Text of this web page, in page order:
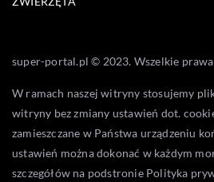
super-portal.pl © 2023. Wszelkie prawa
W ramach naszej witryny stosujemy
witryny bez zmiany ustawień dot.
zamieszczane w Państwa urządzeniu
ustawień można dokonać w każdym
szczegółów na podstronie Polityka